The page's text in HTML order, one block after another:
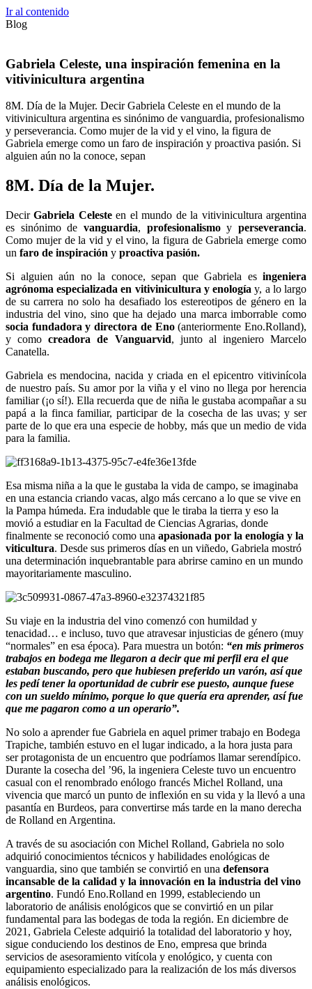
Ir al contenido
Blog
Gabriela Celeste, una inspiración femenina en la
vitivinicultura argentina
8M. Día de la Mujer. Decir Gabriela Celeste en el mundo de la
vitivinicultura argentina es sinónimo de vanguardia, profesionalismo
y perseverancia. Como mujer de la vid y el vino, la figura de
Gabriela emerge como un faro de inspiración y proactiva pasión. Si
alguien aún no la conoce, sepan
8M. Día de la Mujer.
DecirGabriela Celesteen el mundo de la vitivinicultura argentina
es sinónimo de vanguardia, profesionalismoyperseverancia.
Como mujer de la vid y el vino, la figura de Gabriela emerge como
un faro de inspiración y proactiva pasión.
Si alguien aún no la conoce, sepan que Gabriela es ingeniera
agrónoma especializada en vitivinicultura y enología y, a lo largo
de su carrera no solo ha desafiado los estereotipos de género en la
industria del vino, sino que ha dejado una marca imborrable como
socia fundadora y directora de Eno(anteriormente Eno.Rolland),
y comocreadora de Vanguarvid, junto al ingeniero Marcelo
Canatella.
Gabriela es mendocina, nacida y criada en el epicentro vitivinícola
de nuestro país. Su amor por la viña y el vino no llega por herencia
familiar (¡o sí!). Ella recuerda que de niña le gustaba acompañar a su
papá a la finca familiar, participar de la cosecha de las uvas; y ser
parte de lo que era una especie de hobby, más que un medio de vida
para la familia.
Esa misma niña a la que le gustaba la vida de campo, se imaginaba
en una estancia criando vacas, algo más cercano a lo que se vive en
la Pampa húmeda. Era indudable que le tiraba la tierra y eso la
movió a estudiar en la Facultad de Ciencias Agrarias, donde
finalmente se reconoció como una apasionada por la enología y la
viticultura. Desde sus primeros días en un viñedo, Gabriela mostró
una determinación inquebrantable para abrirse camino en un mundo
mayoritariamente masculino.
Su viaje en la industria del vino comenzó con humildad y
tenacidad… e incluso, tuvo que atravesar injusticias de género (muy
“normales” en esa época). Para muestra un botón: “en mis primeros
trabajos en bodega me llegaron a decir que mi perfil era el que
estaban buscando, pero que hubiesen preferido un varón, así que
les pedí tener la oportunidad de cubrir ese puesto, aunque fuese
con un sueldo mínimo, porque lo que quería era aprender, así fue
que me pagaron como a un operario”.
No solo a aprender fue Gabriela en aquel primer trabajo en Bodega
Trapiche, también estuvo en el lugar indicado, a la hora justa para
ser protagonista de un encuentro que podríamos llamar serendípico.
Durante la cosecha del ’96, la ingeniera Celeste tuvo un encuentro
casual con el renombrado enólogo francés Michel Rolland, una
vivencia que marcó un punto de inflexión en su vida y la llevó a una
pasantía en Burdeos, para convertirse más tarde en la mano derecha
de Rolland en Argentina.
A través de su asociación con Michel Rolland, Gabriela no solo
adquirió conocimientos técnicos y habilidades enológicas de
vanguardia, sino que también se convirtió en una defensora
incansable de la calidad y la innovación en la industria del vino
argentino. Fundó Eno.Rolland en 1999, estableciendo un
laboratorio de análisis enológicos que se convirtió en un pilar
fundamental para las bodegas de toda la región. En diciembre de
2021, Gabriela Celeste adquirió la totalidad del laboratorio y hoy,
sigue conduciendo los destinos de Eno, empresa que brinda
servicios de asesoramiento vitícola y enológico, y cuenta con
equipamiento especializado para la realización de los más diversos
análisis enológicos.